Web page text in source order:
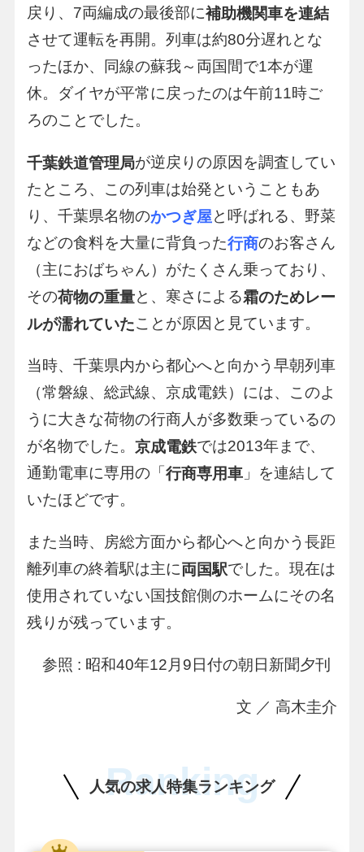
戻り、7両編成の最後部に補助機関車を連結
させて運転を再開。列車は約80分遅れとな
ったほか、同線の蘇我～両国間で1本が運
休。ダイヤが平常に戻ったのは午前11時ご
ろのことでした。
千葉鉄道管理局が逆戻りの原因を調査してい
たところ、この列車は始発ということもあ
り、千葉県名物のかつぎ屋と呼ばれる、野菜
などの食料を大量に背負った行商のお客さん
（主におばちゃん）がたくさん乗っており、
その荷物の重量と、寒さによる霜のためレー
ルが濡れていたことが原因と見ています。
当時、千葉県内から都心へと向かう早朝列車
（常磐線、総武線、京成電鉄）には、このよ
うに大きな荷物の行商人が多数乗っているの
が名物でした。 京成電鉄では2013年まで、
通勤電車に専用の「行商専用車」を連結して
いたほどです。
また当時、房総方面から都心へと向かう長距
離列車の終着駅は主に両国駅でした。現在は
使用されていない国技館側のホームにその名
残りが残っています。
参照 : 昭和40年12月9日付の朝日新聞夕刊
文 ／ 高木圭介
人気の求人特集ランキング
Ranking